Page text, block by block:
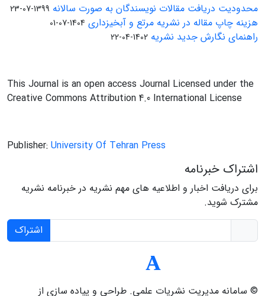
محدودیت دریافت مقالات نویسندگان به صورت سالانه 1399-07-23
هزینه چاپ مقاله در نشریه مرتع و آبخیزداری 1404-07-01
راهنمای نگارش جدید نشریه 1402-04-22
This Journal is an open access Journal Licensed under the
Creative Commons Attribution 4.0 International License
Publisher: University Of Tehran Press
اشتراک خبرنامه
برای دریافت اخبار و اطلاعیه های مهم نشریه در خبرنامه نشریه
مشترک شوید.
اشتراک
© سامانه مدیریت نشریات علمی. طراحی و پیاده سازی از